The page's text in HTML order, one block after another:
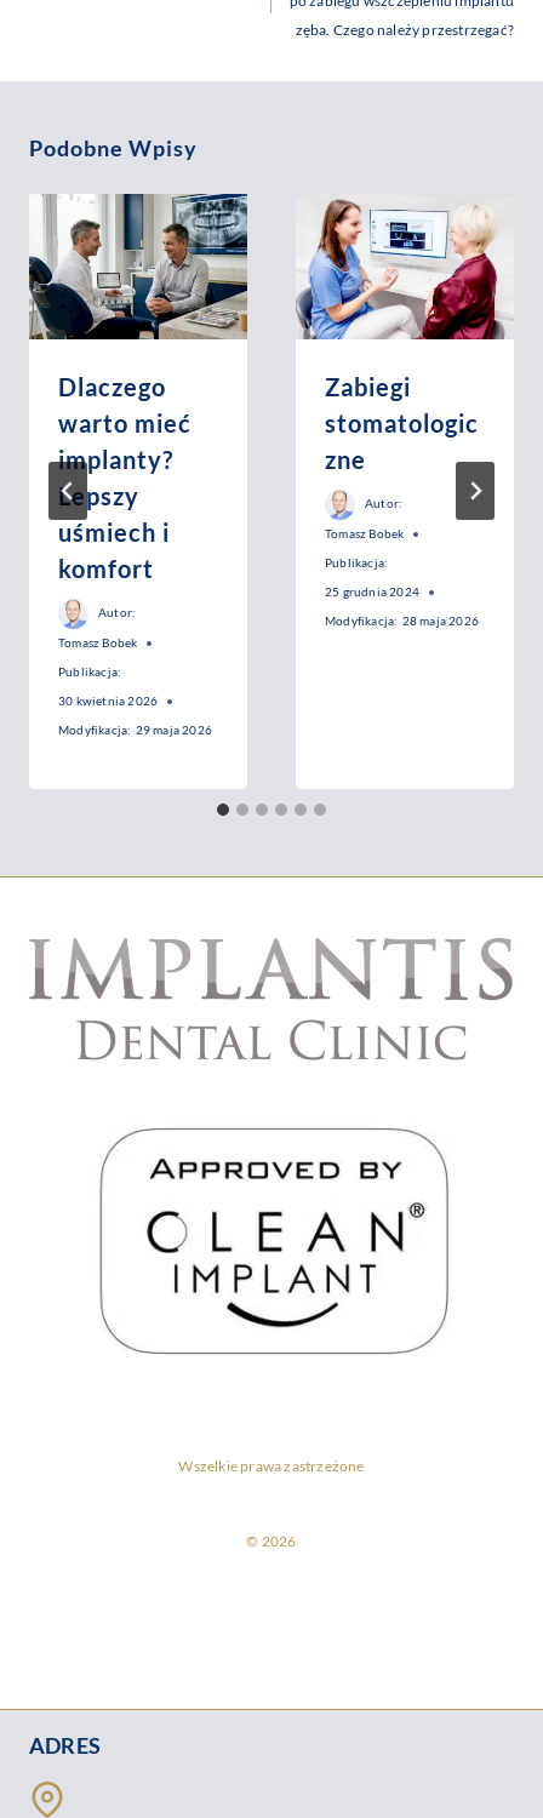
zęba. Czego należy przestrzegać?
Podobne Wpisy
Dlaczego
warto mieć
implanty?
Lepszy
uśmiech i
komfort
Autor:
Tomasz Bobek
Publikacja:
30 kwietnia 2026
Modyfikacja: 29 maja 2026
Zabiegi
stomatologic
zne
Autor:
Tomasz Bobek
Publikacja:
25 grudnia 2024
Modyfikacja: 28 maja 2026
Wszelkie prawa zastrzeżone
© 2026
ADRES